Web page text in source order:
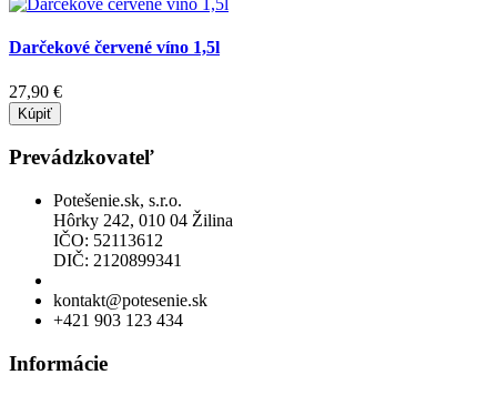
Darčekové červené víno 1,5l
27,90 €
Kúpiť
Prevádzkovateľ
Potešenie.sk, s.r.o.
Hôrky 242, 010 04 Žilina
IČO: 52113612
DIČ: 2120899341
kontakt@potesenie.sk
+421 903 123 434
Informácie